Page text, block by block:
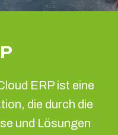
ERP ist eine
die durch die
und Lösungen